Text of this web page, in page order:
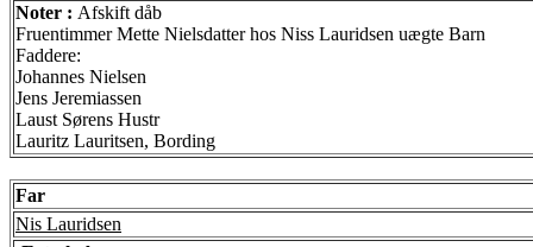
Noter : Afskift dåb
Fruentimmer Mette Nielsdatter hos Niss Lauridsen uægte Barn
Faddere:
Johannes Nielsen
Jens Jeremiassen
Laust Sørens Hustr
Lauritz Lauritsen, Bording
Far
Nis Lauridsen